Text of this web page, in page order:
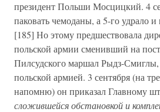
президент Польши Мосцицкий. 4
паковать чемоданы, а 5-го удрало и
[185] Но этому предшествовала
польской армии сменивший на
Пилсудского маршал Рыдз-
польской армией. 3 сентября (на
напомню) он приказал Главному
сложившейся обстановкой и